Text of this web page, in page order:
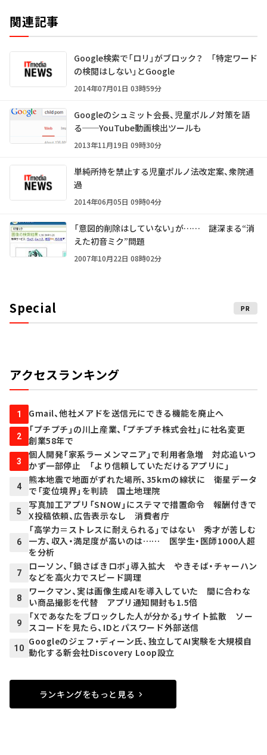
関連記事
Google検索で「ロリ」がブロック？ 「特定ワード
の検閲はしない」とGoogle
2014年07月01日 03時59分
Googleのシュミット会長、児童ポルノ対策を語
る──YouTube動画検出ツールも
2013年11月19日 09時30分
単純所持を禁止する児童ポルノ法改定案、衆院通
過
2014年06月05日 09時04分
「意図的削除はしていない」が…… 謎深まる“消
えた初音ミク”問題
2007年10月22日 08時02分
Special PR
アクセスランキング
1 Gmail、他社メアドを送信元にできる機能を廃止へ
2
「プチプチ」の川上産業、「プチプチ株式会社」に社名変更
創業58年で
3
個人開発「家系ラーメンマニア」で利用者急増 対応追いつ
かず一部停止 「より信頼していただけるアプリに」
4
熊本地震で地面がずれた場所、35kmの線状に 衛星データ
で「変位境界」を判読 国土地理院
5
写真加工アプリ「SNOW」にステマで措置命令 報酬付きで
X投稿依頼、広告表示なし 消費者庁
6
「高学力＝ストレスに耐えられる」ではない 秀才が苦しむ
一方、収入・満足度が高いのは…… 医学生・医師1000人超
を分析
7
ローソン、「鍋さばきロボ」導入拡大 やきそば・チャーハン
などを高火力でスピード調理
8
ワークマン、実は画像生成AIを導入していた 間に合わな
い商品撮影を代替 アプリ通知開封も1.5倍
9
「Xであなたをブロックした人が分かる」サイト拡散 ソー
スコードを見たら、IDとパスワード外部送信
10
Googleのジェフ・ディーン氏、独立してAI実験を大規模自
動化する新会社Discovery Loop設立
ランキングをもっと見る